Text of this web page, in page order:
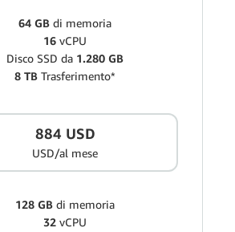
64 GB di memoria
16 vCPU
Disco SSD da 1.280 GB
8 TB Trasferimento*
884 USD
USD/al mese
128 GB di memoria
32 vCPU